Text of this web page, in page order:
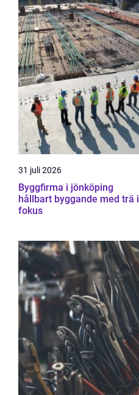
31 juli 2026
Byggfirma i jönköping
hållbart byggande med trä i
fokus